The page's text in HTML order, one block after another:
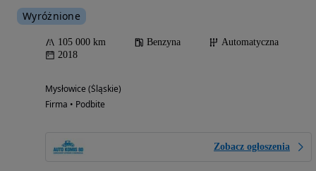
Wyróżnione
105 000 km Benzyna
Automatyczna
2018
Mysłowice (Śląskie)
Firma • Podbite
Zobacz ogłoszenia